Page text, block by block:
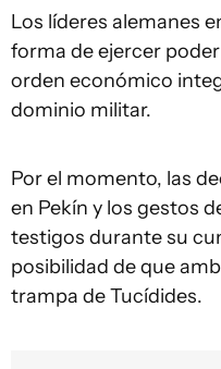
Los líderes alemanes
forma de ejercer
orden económico
dominio militar.
Por el momento, las
en Pekín y los gestos
testigos durante su
posibilidad de que
trampa de Tucídides.